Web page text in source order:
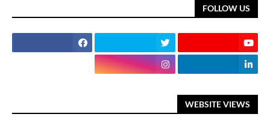
FOLLOW US
WEBSITE VIEWS